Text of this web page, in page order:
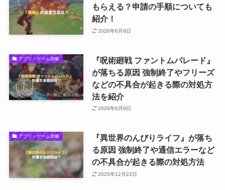
もらえる？申請の手順についても
紹介！
2026年6月9日
アプリ・ゲーム攻略
『呪術廻戦 ファントムパレード』
が落ちる原因 強制終了やフリーズ
などの不具合が起きる際の対処方
法を紹介
2026年6月9日
アプリ・ゲーム攻略
『異世界のんびりライフ』が落ち
る原因 強制終了や通信エラーなど
の不具合が起きる際の対処方法
2025年12月22日